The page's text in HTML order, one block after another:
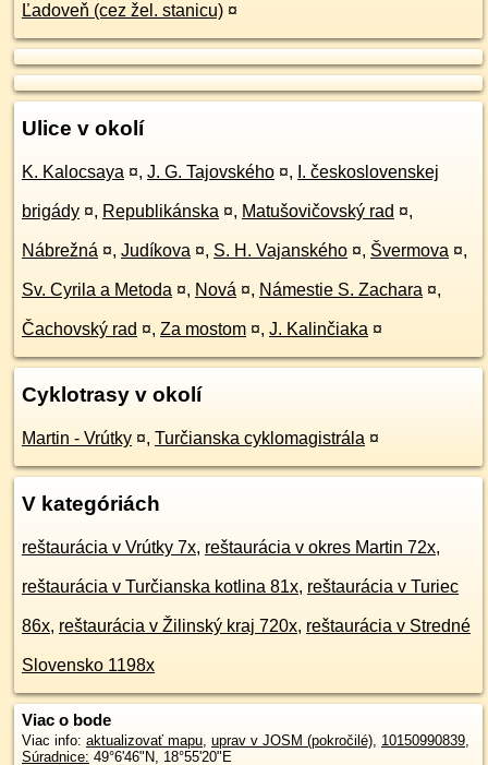
Ľadoveň (cez žel. stanicu) ¤
Ulice v okolí
K. Kalocsaya ¤, J. G. Tajovského ¤, I. československej
brigády ¤, Republikánska ¤, Matušovičovský rad ¤,
Nábrežná ¤, Judíkova ¤, S. H. Vajanského ¤, Švermova ¤,
Sv. Cyrila a Metoda ¤, Nová ¤, Námestie S. Zachara ¤,
Čachovský rad ¤, Za mostom ¤, J. Kalinčiaka ¤
Cyklotrasy v okolí
Martin - Vrútky ¤, Turčianska cyklomagistrála ¤
V kategóriách
reštaurácia v Vrútky 7x, reštaurácia v okres Martin 72x,
reštaurácia v Turčianska kotlina 81x, reštaurácia v Turiec
86x, reštaurácia v Žilinský kraj 720x, reštaurácia v Stredné
Slovensko 1198x
Viac o bode
Viac info: aktualizovať mapu, uprav v JOSM (pokročilé), 10150990839,
Súradnice: 49°6'46"N, 18°55'20"E